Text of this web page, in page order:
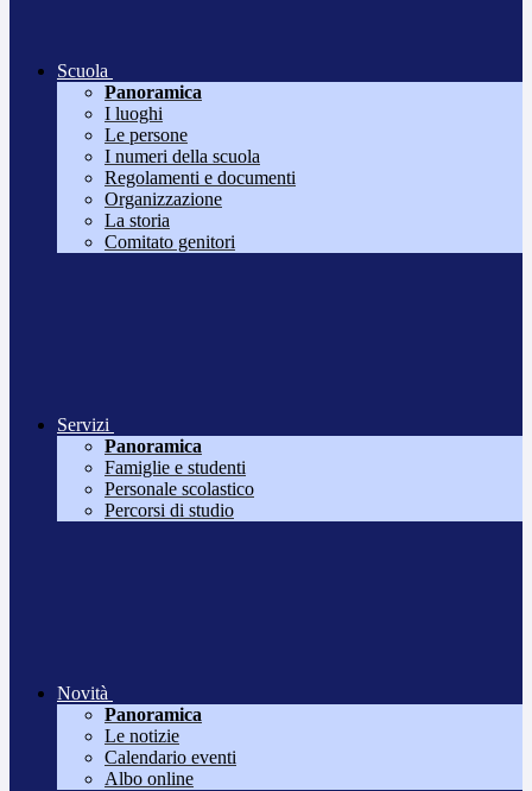
Scuola
Panoramica
I luoghi
Le persone
I numeri della scuola
Regolamenti e documenti
Organizzazione
La storia
Comitato genitori
Servizi
Panoramica
Famiglie e studenti
Personale scolastico
Percorsi di studio
Novità
Panoramica
Le notizie
Calendario eventi
Albo online